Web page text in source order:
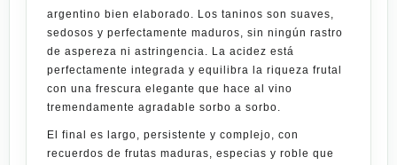
argentino bien elaborado. Los taninos son suaves,
sedosos y perfectamente maduros, sin ningún rastro
de aspereza ni astringencia. La acidez está
perfectamente integrada y equilibra la riqueza frutal
con una frescura elegante que hace al vino
tremendamente agradable sorbo a sorbo.
El final es largo, persistente y complejo, con
recuerdos de frutas maduras, especias y roble que